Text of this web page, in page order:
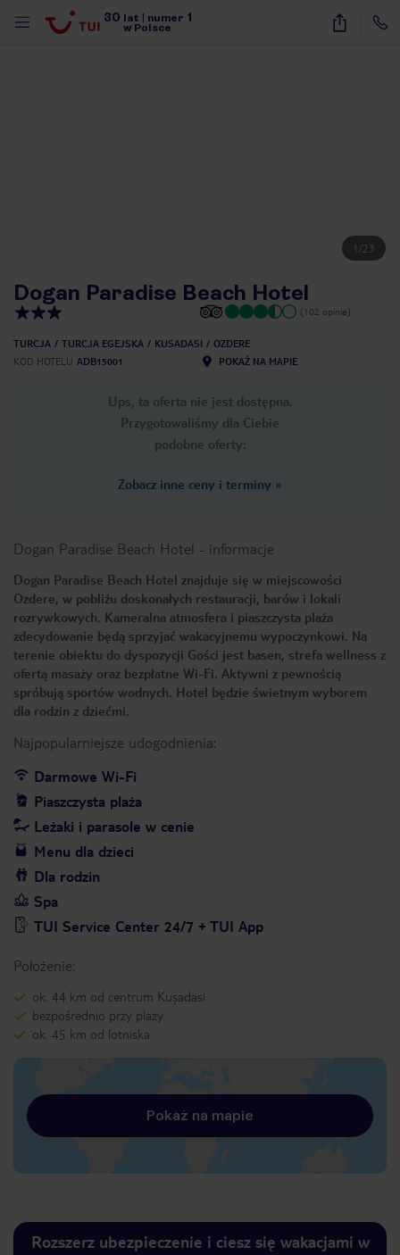
30 lat numer 1
w Polsce
1 /23
Dogan Paradise Beach Hotel
(102 opinie)
TURCJA TURCJA EGEJSKA KUSADASI
OZDERE
KOD HOTELU ADB15001 POKAŻ NA MAPIE
Ups, ta oferta nie jest dostępna.
Przygotowaliśmy dla Ciebie
podobne oferty:
Zobacz inne ceny i terminy »
Dogan Paradise Beach Hotel - informacje
Dogan Paradise Beach Hotel znajduje się w miejscowości
Ozdere, w pobliżu doskonałych restauracji, barów i lokali
rozrywkowych. Kameralna atmosfera i piaszczysta plaża
zdecydowanie będą sprzyjać wakacyjnemu wypoczynkowi. Na
terenie obiektu do dyspozycji Gości jest basen, strefa wellness z
ofertą masaży oraz bezpłatne Wi-Fi. Aktywni z pewnością
spróbują sportów wodnych. Hotel będzie świetnym wyborem
dla rodzin z dziećmi.
Najpopularniejsze udogodnienia:
Darmowe Wi-Fi
Piaszczysta plaża
Leżaki i parasole w cenie
Menu dla dzieci
Dla rodzin
Spa
TUI Service Center 24/7 + TUI App
Położenie:
ok. 44 km od centrum Kuşadasi
bezpośrednio przy plaży
ok. 45 km od lotniska
Pokaż na mapie
Rozszerz ubezpieczenie i ciesz się wakacjami w